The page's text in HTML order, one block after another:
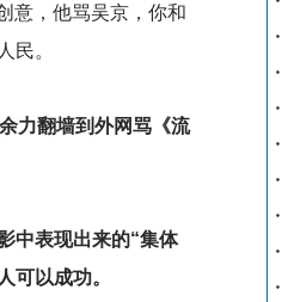
意，他骂吴京，你和
民。
力翻墙到外网骂《流
中表现出来的“集体
可以成功。